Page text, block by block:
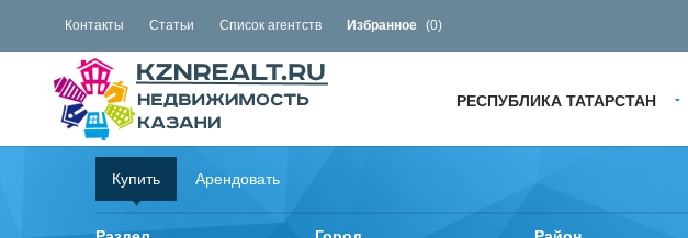
Контакты Статьи Список агентств Избранное (0)
РЕСПУБЛИКА ТАТАРСТАН
Купить Арендовать